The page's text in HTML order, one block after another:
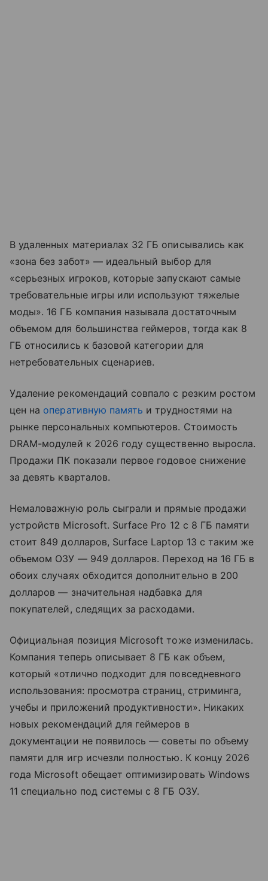
В удаленных материалах 32 ГБ описывались как
«зона без забот» — идеальный выбор для
«серьезных игроков, которые запускают самые
требовательные игры или используют тяжелые
моды». 16 ГБ компания называла достаточным
объемом для большинства геймеров, тогда как 8
ГБ относились к базовой категории для
нетребовательных сценариев.
Удаление рекомендаций совпало с резким ростом
цен на оперативную память и трудностями на
рынке персональных компьютеров. Стоимость
DRAM-модулей к 2026 году существенно выросла.
Продажи ПК показали первое годовое снижение
за девять кварталов.
Немаловажную роль сыграли и прямые продажи
устройств Microsoft. Surface Pro 12 с 8 ГБ памяти
стоит 849 долларов, Surface Laptop 13 с таким же
объемом ОЗУ — 949 долларов. Переход на 16 ГБ в
обоих случаях обходится дополнительно в 200
долларов — значительная надбавка для
покупателей, следящих за расходами.
Официальная позиция Microsoft тоже изменилась.
Компания теперь описывает 8 ГБ как объем,
который «отлично подходит для повседневного
использования: просмотра страниц, стриминга,
учебы и приложений продуктивности». Никаких
новых рекомендаций для геймеров в
документации не появилось — советы по объему
памяти для игр исчезли полностью. К концу 2026
года Microsoft обещает оптимизировать Windows
11 специально под системы с 8 ГБ ОЗУ.